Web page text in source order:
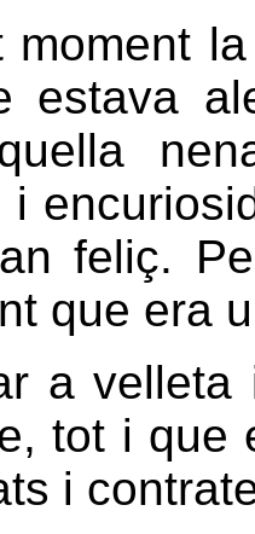
moment
estava
i
feliç.
que era
a velleta
tot i que
i